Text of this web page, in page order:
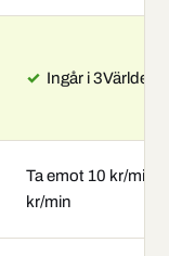
✓ Ingår i 3Världen
Ta emot 10 kr/min ·
kr/min